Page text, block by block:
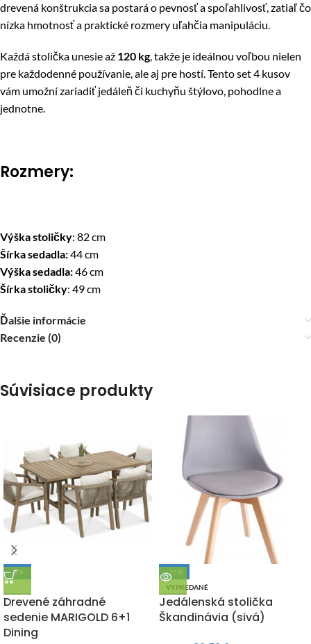
drevená konštrukcia sa postará o pevnosť a spoľahlivosť, zatiaľ čo
nízka hmotnosť a praktické rozmery uľahčia manipuláciu.
Každá stolička unesie až 120 kg, takže je ideálnou voľbou nielen
pre každodenné používanie, ale aj pre hostí. Tento set 4 kusov
vám umožní zariadiť jedáleň či kuchyňu štýlovo, pohodlne a
jednotne.
Rozmery:
Výška stoličky: 82 cm
Šírka sedadla:44 cm
Výška sedadla:46 cm
Šírka stoličky: 49 cm
Ďalšie informácie
Recenzie (0)
Súvisiace produkty
-6%
Drevené záhradné
sedenie MARIGOLD 6+1
Dining
-25%
VYPREDANÉ
Jedálenská stolička
Škandinávia (sivá)